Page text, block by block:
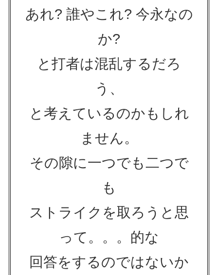
あれ? 誰やこれ? 今永なの
か?
と打者は混乱するだろ
う、
と考えているのかもしれ
ません。
その隙に一つでも二つで
も
ストライクを取ろうと思
って。。。的な
回答をするのではないか